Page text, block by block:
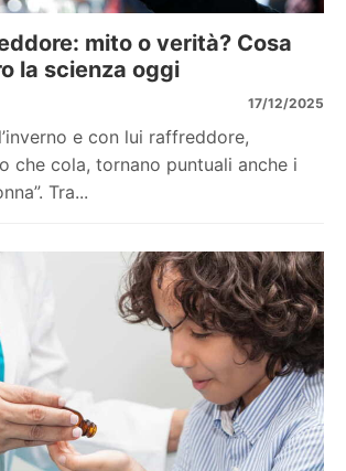
mito o verità? Cosa
la scienza oggi
17/12/2025
e con lui raffreddore,
che cola, tornano puntuali anche i
Tra...